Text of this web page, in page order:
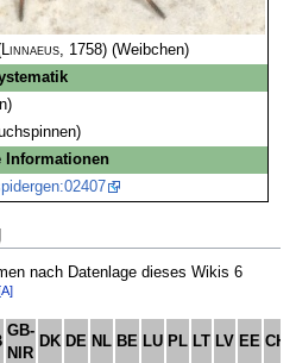
Linnaeus , 1758) (Weibchen)
Informationen
nach Datenlage dieses Wikis 6
[A]
GB-
NIR
DK DE NL BE LU PL LT LV EE CH